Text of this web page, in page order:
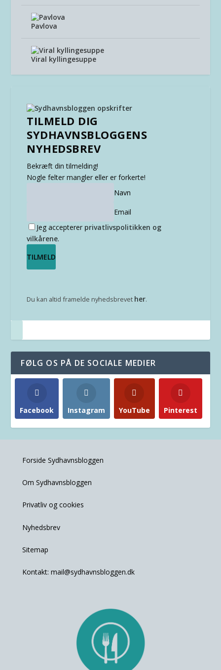
Pavlova
Viral kyllingesuppe
TILMELD DIG
SYDHAVNSBLOGGENS
NYHEDSBREV
Bekræft din tilmelding!
Nogle felter mangler eller er forkerte!
Navn
Email
Jeg accepterer privatlivspolitikken og
vilkårene.
Du kan altid framelde nyhedsbrevet her.
FØLG OS PÅ DE SOCIALE MEDIER
Facebook Instagram YouTube Pinterest
Forside Sydhavnsbloggen
Om Sydhavnsbloggen
Privatliv og cookies
Nyhedsbrev
Sitemap
Kontakt: mail@sydhavnsbloggen.dk